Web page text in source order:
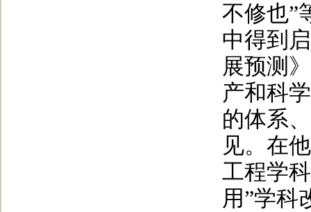
不修也”
中得到
展预测
产和科
的体系
见。在
工程学
用”学科